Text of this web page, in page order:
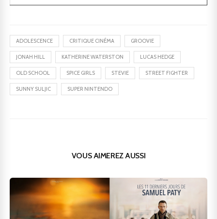
ADOLESCENCE CRITIQUE CINÉMA GROOVIE
JONAH HILL KATHERINE WATERSTON LUCAS HEDGE
OLD SCHOOL SPICE GIRLS STEVIE STREET FIGHTER
SUNNY SULJIC SUPER NINTENDO
VOUS AIMEREZ AUSSI